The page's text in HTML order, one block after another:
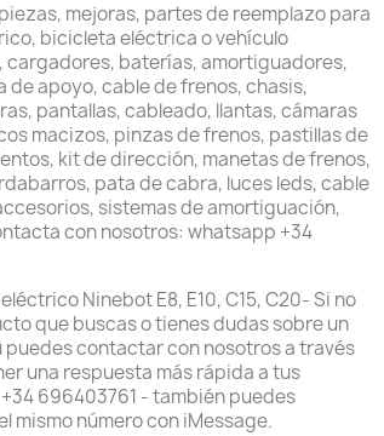
mejoras, partes de reemplazo para
bicicleta eléctrica o vehículo
cargadores, baterías, amortiguadores,
de apoyo, cable de frenos, chasis,
pantallas, cableado, llantas, cámaras
macizos, pinzas de frenos, pastillas de
kit de dirección, manetas de frenos,
pata de cabra, luces leds, cable
sistemas de amortiguación,
con nosotros: whatsapp +34
Ninebot E8, E10, C15, C20- Si no
que buscas o tienes dudas sobre un
contactar con nosotros a través
una respuesta más rápida a tus
696403761 - también puedes
mismo número con iMessage.